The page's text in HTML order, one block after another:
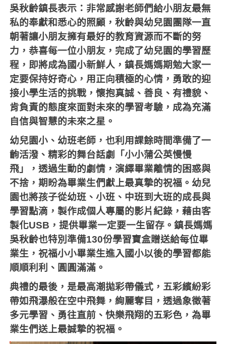
吳秋齡鎮長表示：非常感謝老師們給小朋友最無
私的奉獻和悉心的照顧，秋齡與幼兒園團隊一直
朝著讓小朋友擁有最好的教育資源而不斷的努
力，恭喜每一位小朋友，完成了幼兒園的學習歷
程，即將成為國小新鮮人，鎮長媽媽期勉大家一
定要保持好奇心，用正向積極的心情，勇敢的迎
接小學生活的挑戰，懷抱真誠、善良、有禮貌、
肯負責的態度來面對未來的學習考驗，成為充滿
自信與智慧的未來之星。
幼兒園小、幼班老師，也利用課餘時間準備了一
齣活潑、精彩的舞台話劇「小小蒲公英慢慢
飛」，透過生動的劇情，演繹畢業離情的困惑與
不捨，期盼為畢業生們獻上最真摯的祝福。幼兒
園也將孩子從幼班、小班、中班到大班的成長與
學習點滴，製作成個人專屬的影片紀錄，藉由客
製化USB ，提供畢業一定要一生留存。鎮長媽媽
吳秋齡也特別準備130份學習寶盒贈送給每位畢
業生，祝福小小畢業生進入國小以後的學習都能
順順利利、圓圓滿滿。
典禮的最後，是最高潮拋彩帶儀式，五彩繽紛彩
帶如飛瀑般在空中飛舞，絢麗奪目，透過象徵著
多元學習、勇往直前、快樂飛翔的五彩色，為畢
業生們送上最誠摯的祝福。